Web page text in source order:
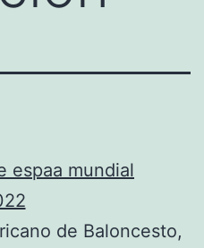
de Baloncesto,